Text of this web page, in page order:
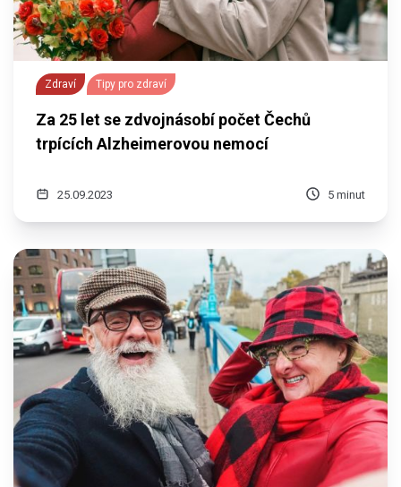
Zdraví Tipy pro zdraví
Za 25 let se zdvojnásobí počet Čechů
trpících Alzheimerovou nemocí
25.09.2023 5 minut